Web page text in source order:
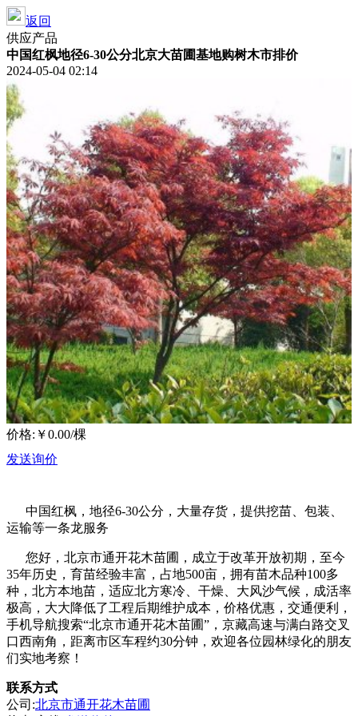
返回
供应产品
中国红枫地径6-30公分北京大苗圃基地购树木市排价
2024-05-04 02:14
价格: ￥0.00/棵
发送询价
中国红枫，地径6-30公分，大量存货，提供挖苗、包装、
运输等一条龙服务
您好，北京市通开花木苗圃，成立于改革开放初期，至今
35年历史，育苗经验丰富，占地500亩，拥有苗木品种100多
种，北方本地苗，适应北方寒冷、干燥、大风沙气候，成活率
极高，大大降低了工程后期维护成本，价格优惠，交通便利，
手机导航搜索“北京市通开花木苗圃”，京藏高速与满白路交叉
口西南角，距离市区车程约30分钟，欢迎各位园林绿化的朋友
们实地考察！
联系方式
公司:北京市通开花木苗圃